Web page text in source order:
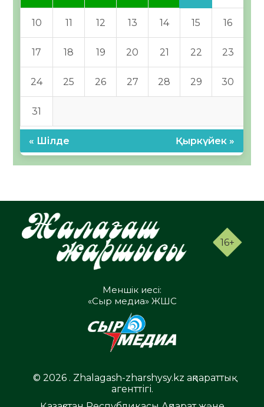
10 11 12 13 14 15 16
17 18 19 20 21 22 23
24 25 26 27 28 29 30
31
« Шілде Қыркүйек »
16+
Меншік иесі:
«Сыр медиа» ЖШС
© 2026 . Zhalagash-zharshysy.kz ақпараттық
агенттігі.